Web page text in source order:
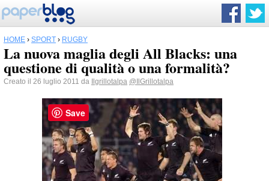
HOME › SPORT › RUGBY
La nuova maglia degli All Blacks: una
questione di qualità o una formalità?
Creato il 26 luglio 2011 da Ilgrillotalpa @IlGrillotalpa
Save